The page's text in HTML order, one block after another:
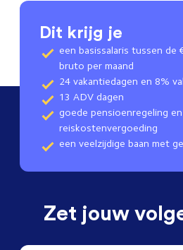
Dit krijg je
een basissalaris tussen de
bruto per maand
24 vakantiedagen en 8%
13 ADV dagen
goede pensioenregeling en
reiskostenvergoeding
een veelzijdige baan met
Zet jouw